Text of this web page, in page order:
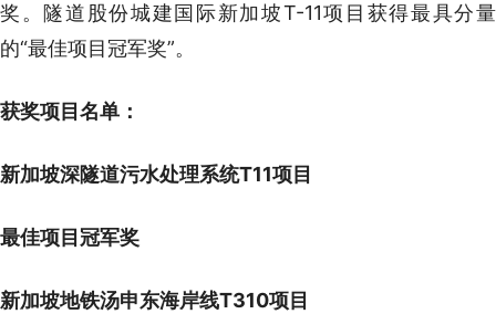
奖。隧道股份城建国际新加坡T-11项目获得最具分量
的“最佳项目冠军奖”。
获奖项目名单：
新加坡深隧道污水处理系统T11项目
最佳项目冠军奖
新加坡地铁汤申东海岸线T310项目